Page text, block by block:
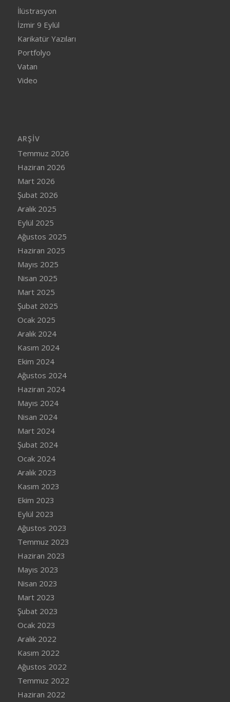
İlüstrasyon
İzmir 9 Eylül
Karikatür Yazıları
Portfolyo
Vatan
Video
ARŞIV
Temmuz 2026
Haziran 2026
Mart 2026
Şubat 2026
Aralık 2025
Eylül 2025
Ağustos 2025
Haziran 2025
Mayıs 2025
Nisan 2025
Mart 2025
Şubat 2025
Ocak 2025
Aralık 2024
Kasım 2024
Ekim 2024
Ağustos 2024
Haziran 2024
Mayıs 2024
Nisan 2024
Mart 2024
Şubat 2024
Ocak 2024
Aralık 2023
Kasım 2023
Ekim 2023
Eylül 2023
Ağustos 2023
Temmuz 2023
Haziran 2023
Mayıs 2023
Nisan 2023
Mart 2023
Şubat 2023
Ocak 2023
Aralık 2022
Kasım 2022
Ağustos 2022
Temmuz 2022
Haziran 2022